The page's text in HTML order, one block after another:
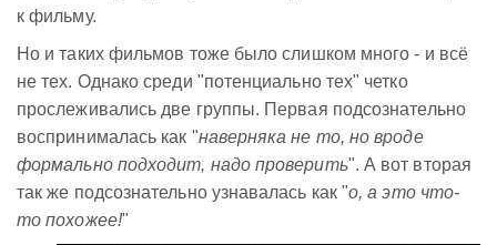
к фильму.
Но и таких фильмов тоже было слишком много - и всё
не тех. Однако среди "потенциально тех" четко
прослеживались две группы. Первая подсознательно
воспринималась как "наверняка не то, но вроде
формально подходит, надо проверить". А вот вторая
так же подсознательно узнавалась как "о, а это что-
то похожее!"